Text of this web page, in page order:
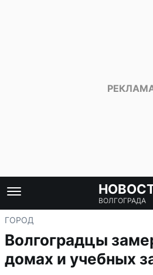
ВОЛГОГРАДА
ГОРОД
Волгоградцы
домах и учебных